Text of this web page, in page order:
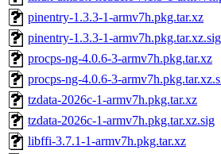
pinentry-1.3.3-1-armv7h.pkg.tar.xz
pinentry-1.3.3-1-armv7h.pkg.tar.xz.sig
procps-ng-4.0.6-3-armv7h.pkg.tar.xz
procps-ng-4.0.6-3-
tzdata-2026c-1-armv7h.pkg.tar.xz
tzdata-2026c-1-armv7h.pkg.tar.xz.sig
libffi-3.7.1-1-armv7h.pkg.tar.xz